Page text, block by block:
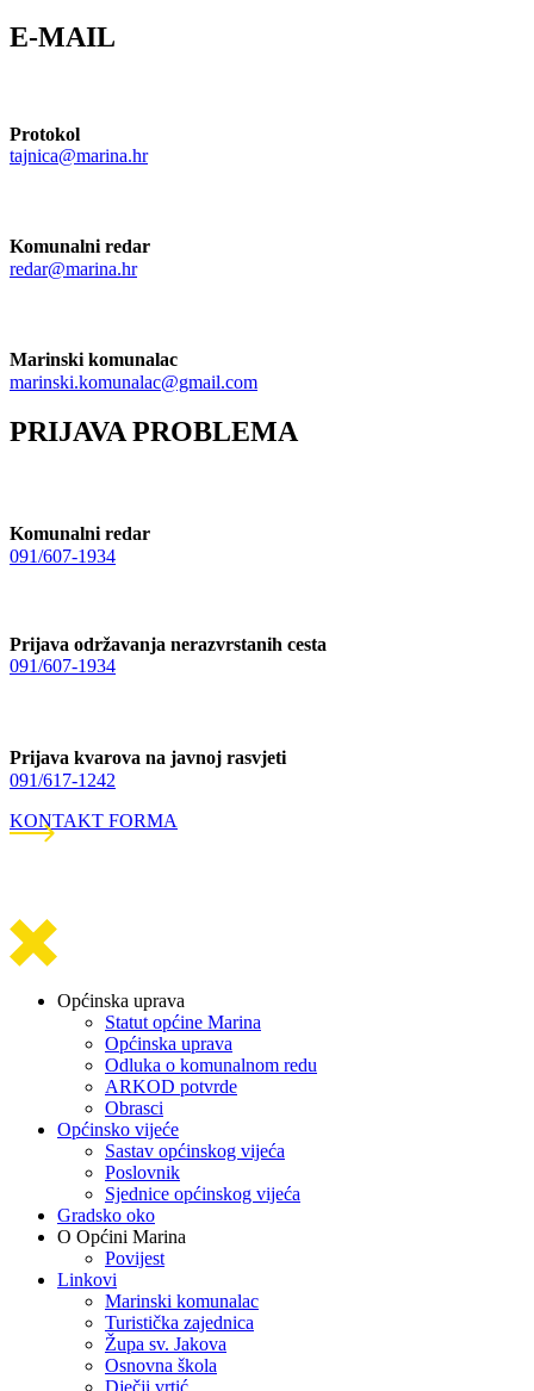
E-MAIL
Protokol
tajnica@marina.hr
Komunalni redar
redar@marina.hr
Marinski komunalac
marinski.komunalac@gmail.com
PRIJAVA PROBLEMA
Komunalni redar
091/607-1934
Prijava održavanja nerazvrstanih cesta
091/607-1934
Prijava kvarova na javnoj rasvjeti
091/617-1242
KONTAKT FORMA
Općinska uprava
Statut općine Marina
Općinska uprava
Odluka o komunalnom redu
ARKOD potvrde
Obrasci
Općinsko vijeće
Sastav općinskog vijeća
Poslovnik
Sjednice općinskog vijeća
Gradsko oko
O Općini Marina
Povijest
Linkovi
Marinski komunalac
Turistička zajednica
Župa sv. Jakova
Osnovna škola